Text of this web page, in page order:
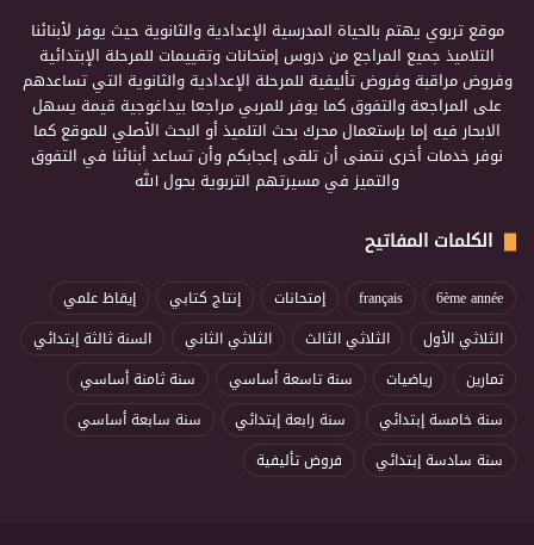
موقع تربوي يهتم بالحياة المدرسية الإعدادية والثانوية حيث يوفر لأبنائنا
التلاميذ جميع المراجع من دروس إمتحانات وتقييمات للمرحلة الإبتدائية
وفروض مراقبة وفروض تأليفية للمرحلة الإعدادية والثانوية التي تساعدهم
على المراجعة والتفوق كما يوفر للمربي مراجعا بيداغوجية قيمة يسهل
الابحار فيه إما بإستعمال محرك بحث التلميذ أو البحث الأصلي للموقع كما
نوفر خدمات أخرى نتمنى أن تلقى إعجابكم وأن تساعد أبنائنا في التفوق
والتميز في مسيرتهم التربوية بحول الله
الكلمات المفاتيح
6ème année
français إمتحانات إنتاج كتابي
إيقاظ علمي
الثلاثي الأول
الثلاثي الثالث الثلاثي الثاني
السنة ثالثة إبتدائي
تمارين
رياضيات سنة تاسعة أساسي
سنة ثامنة أساسي
سنة خامسة إبتدائي
سنة رابعة إبتدائي
سنة سابعة أساسي
سنة سادسة إبتدائي
فروض تأليفية